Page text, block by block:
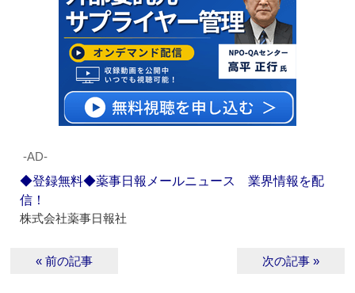
‐AD‐
◆登録無料◆薬事日報メールニュース 業界情報を配
信！
株式会社薬事日報社
« 前の記事 次の記事 »